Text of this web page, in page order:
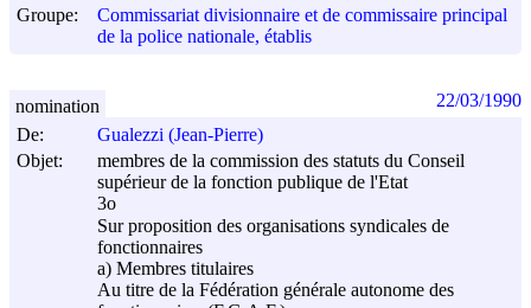
Groupe:
Commissariat divisionnaire et de commissaire principal
de la police nationale, établis
De:
Gualezzi (Jean-Pierre)
Objet:
membres de la commission des statuts du Conseil
supérieur de la fonction publique de l'Etat
3o
Sur proposition des organisations syndicales de
fonctionnaires
a) Membres titulaires
Au titre de la Fédération générale autonome des
nomination 22/03/1990